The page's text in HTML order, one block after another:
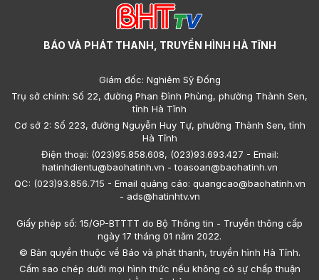
BÁO VÀ PHÁT THANH, TRUYỀN HÌNH HÀ TĨNH
Giám đốc: Nghiêm Sỹ Đống
Trụ sở chính: Số 22, đường Phan Đình Phùng, phường Thành Sen,
tỉnh Hà Tĩnh
Cơ sở 2: Số 223, đường Nguyễn Huy Tự, phường Thành Sen, tỉnh
Hà Tĩnh
Điện thoại: (023)95.858.608, (023)93.693.427 - Email:
hatinhdientu@baohatinh.vn - toasoan@baohatinh.vn
QC: (023)93.856.715 - Email quảng cáo: quangcao@baohatinh.vn
- ads@hatinhtv.vn
Giấy phép số: 15/GP-BTTTT do Bộ Thông tin - Truyền thông cấp
ngày 17 tháng 01 năm 2022.
© Bản quyền thuộc về Báo và phát thanh, truyền hình Hà Tĩnh.
Cấm sao chép dưới mọi hình thức nếu không có sự chấp thuận